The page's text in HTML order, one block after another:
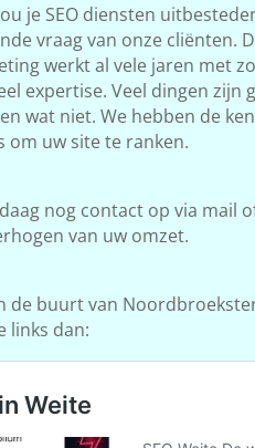
je SEO diensten
vraag van onze cliënten.
werkt al vele jaren met
expertise. Veel dingen zijn
wat niet. We hebben de
om uw site te ranken.
nog contact op via mail
van uw omzet.
de buurt van
links dan: